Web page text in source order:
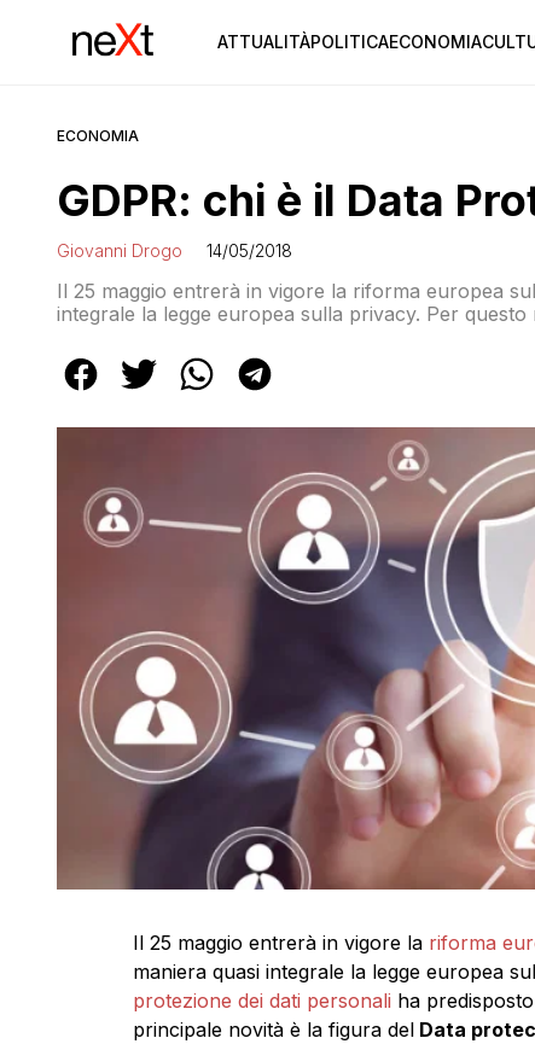
ATTUALITÀPOLITICAECONOMIA
ECONOMIA
GDPR: chi è il Data
Giovanni Drogo 14/05/2018
Il 25 maggio entrerà in vigore la riforma europea
integrale la legge europea sulla privacy. Per
officer (DPO). […]
Il 25 maggio entrerà in vigore lariforma
maniera quasi integrale la legge europea
protezione dei dati personali ha
principale novità è la figura delData